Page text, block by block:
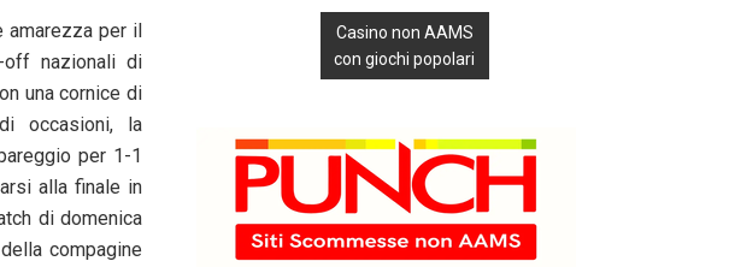
amarezza per il
nazionali di
una cornice di
occasioni, la
per 1-1
alla finale in
di domenica
compagine
Casino non AAMS
con giochi popolari